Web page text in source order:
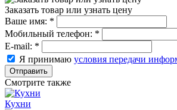
Заказать товар или узнать цену
Ваше имя: *
Мобильный телефон: *
E-mail: *
Я принимаю условия передачи
Отправить
Смотрите также
Кухни